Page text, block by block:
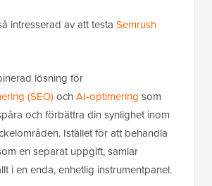
intresserad av att testa Semrush
lösning för
(SEO) ochAI-optimering som
och förbättra din synlighet inom
Istället för att behandla
en separat uppgift, samlar
i en enda, enhetlig instrumentpanel.